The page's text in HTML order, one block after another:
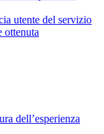
utente del servizio
ottenuta
dell’esperienza